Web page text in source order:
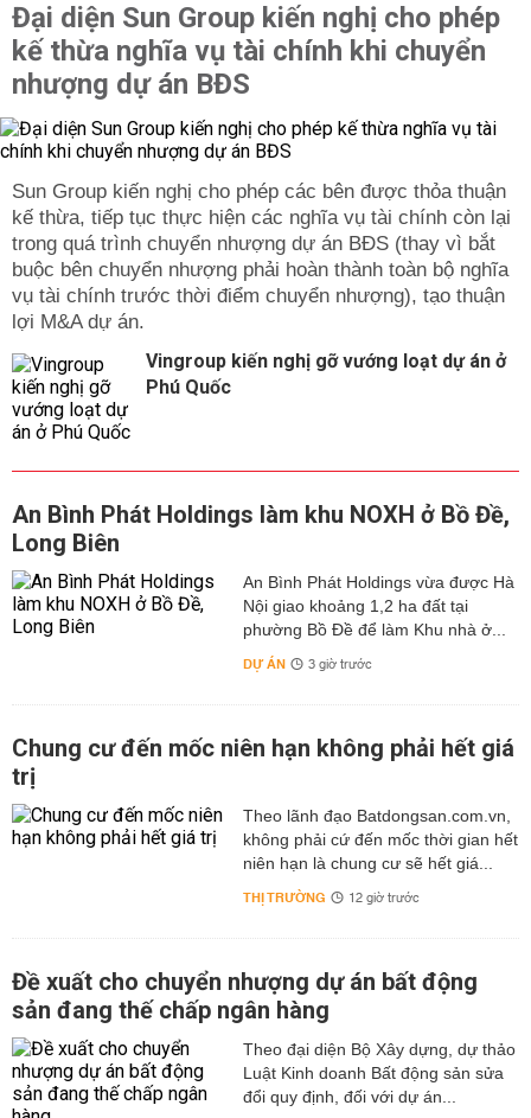
Đại diện Sun Group kiến nghị cho phép
kế thừa nghĩa vụ tài chính khi chuyển
nhượng dự án BĐS
Sun Group kiến nghị cho phép các bên được thỏa thuận
kế thừa, tiếp tục thực hiện các nghĩa vụ tài chính còn lại
trong quá trình chuyển nhượng dự án BĐS (thay vì bắt
buộc bên chuyển nhượng phải hoàn thành toàn bộ nghĩa
vụ tài chính trước thời điểm chuyển nhượng), tạo thuận
lợi M&A dự án.
Vingroup kiến nghị gỡ vướng loạt dự án ở
Phú Quốc
An Bình Phát Holdings làm khu NOXH ở Bồ Đề,
Long Biên
An Bình Phát Holdings vừa được Hà
Nội giao khoảng 1,2 ha đất tại
phường Bồ Đề để làm Khu nhà ở...
DỰ ÁN 3 giờ trước
Chung cư đến mốc niên hạn không phải hết giá
trị
Theo lãnh đạo Batdongsan.com.vn,
không phải cứ đến mốc thời gian hết
niên hạn là chung cư sẽ hết giá...
THỊ TRƯỜNG 12 giờ trước
Đề xuất cho chuyển nhượng dự án bất động
sản đang thế chấp ngân hàng
Theo đại diện Bộ Xây dựng, dự thảo
Luật Kinh doanh Bất động sản sửa
đổi quy định, đối với dự án...